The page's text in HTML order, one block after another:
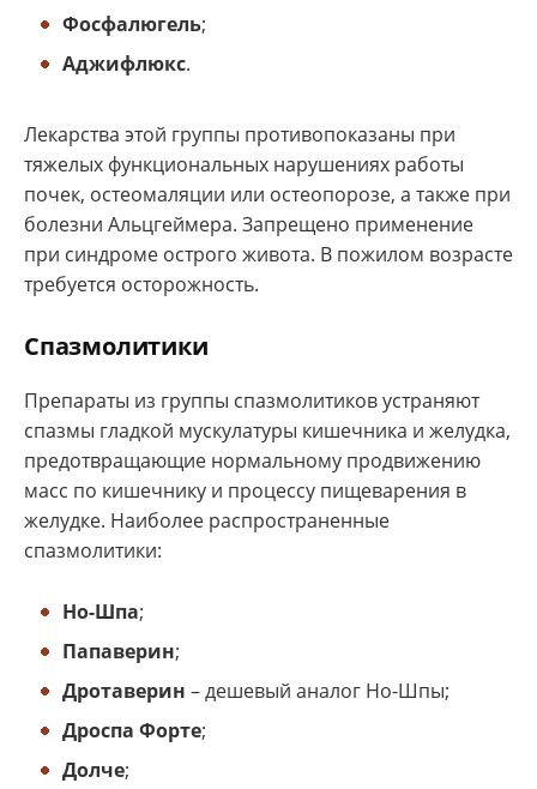
Фосфалюгель;
Аджифлюкс.
Лекарства этой группы противопоказаны при
тяжелых функциональных нарушениях работы
почек, остеомаляции или остеопорозе, а также при
болезни Альцгеймера. Запрещено применение
при синдроме острого живота. В пожилом возрасте
требуется осторожность.
Спазмолитики
Препараты из группы спазмолитиков устраняют
спазмы гладкой мускулатуры кишечника и желудка,
предотвращающие нормальному продвижению
масс по кишечнику и процессу пищеварения в
желудке. Наиболее распространенные
спазмолитики:
Но-Шпа;
Папаверин;
Дротаверин – дешевый аналог Но-Шпы;
Дроспа Форте;
Долче;